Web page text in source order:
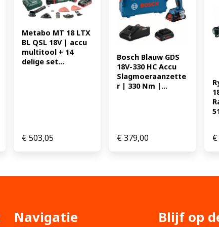
Metabo MT 18 LTX
BL QSL 18V | accu
multitool + 14
delige set...
€503,05
Bosch Blauw GDS
18V-330 HC Accu
Slagmoeraanzette
r | 330 Nm |...
€379,00 €
Navigatie Blijf op